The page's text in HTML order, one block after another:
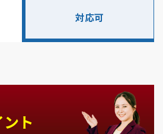
対応可
ト